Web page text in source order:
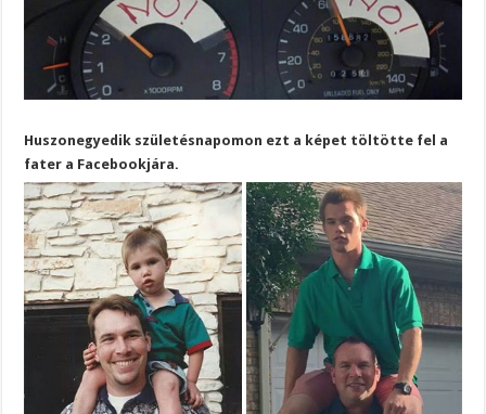
Huszonegyedik születésnapomon ezt a képet töltötte fel a
fater a Facebookjára.